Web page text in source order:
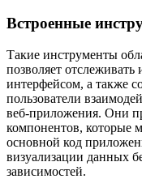
Встроенные
Такие инструменты
позволяет отслеживать
интерфейсом, а также
пользователи
веб-приложения. Они
компонентов, которые
основной код
визуализации данных
зависимостей.